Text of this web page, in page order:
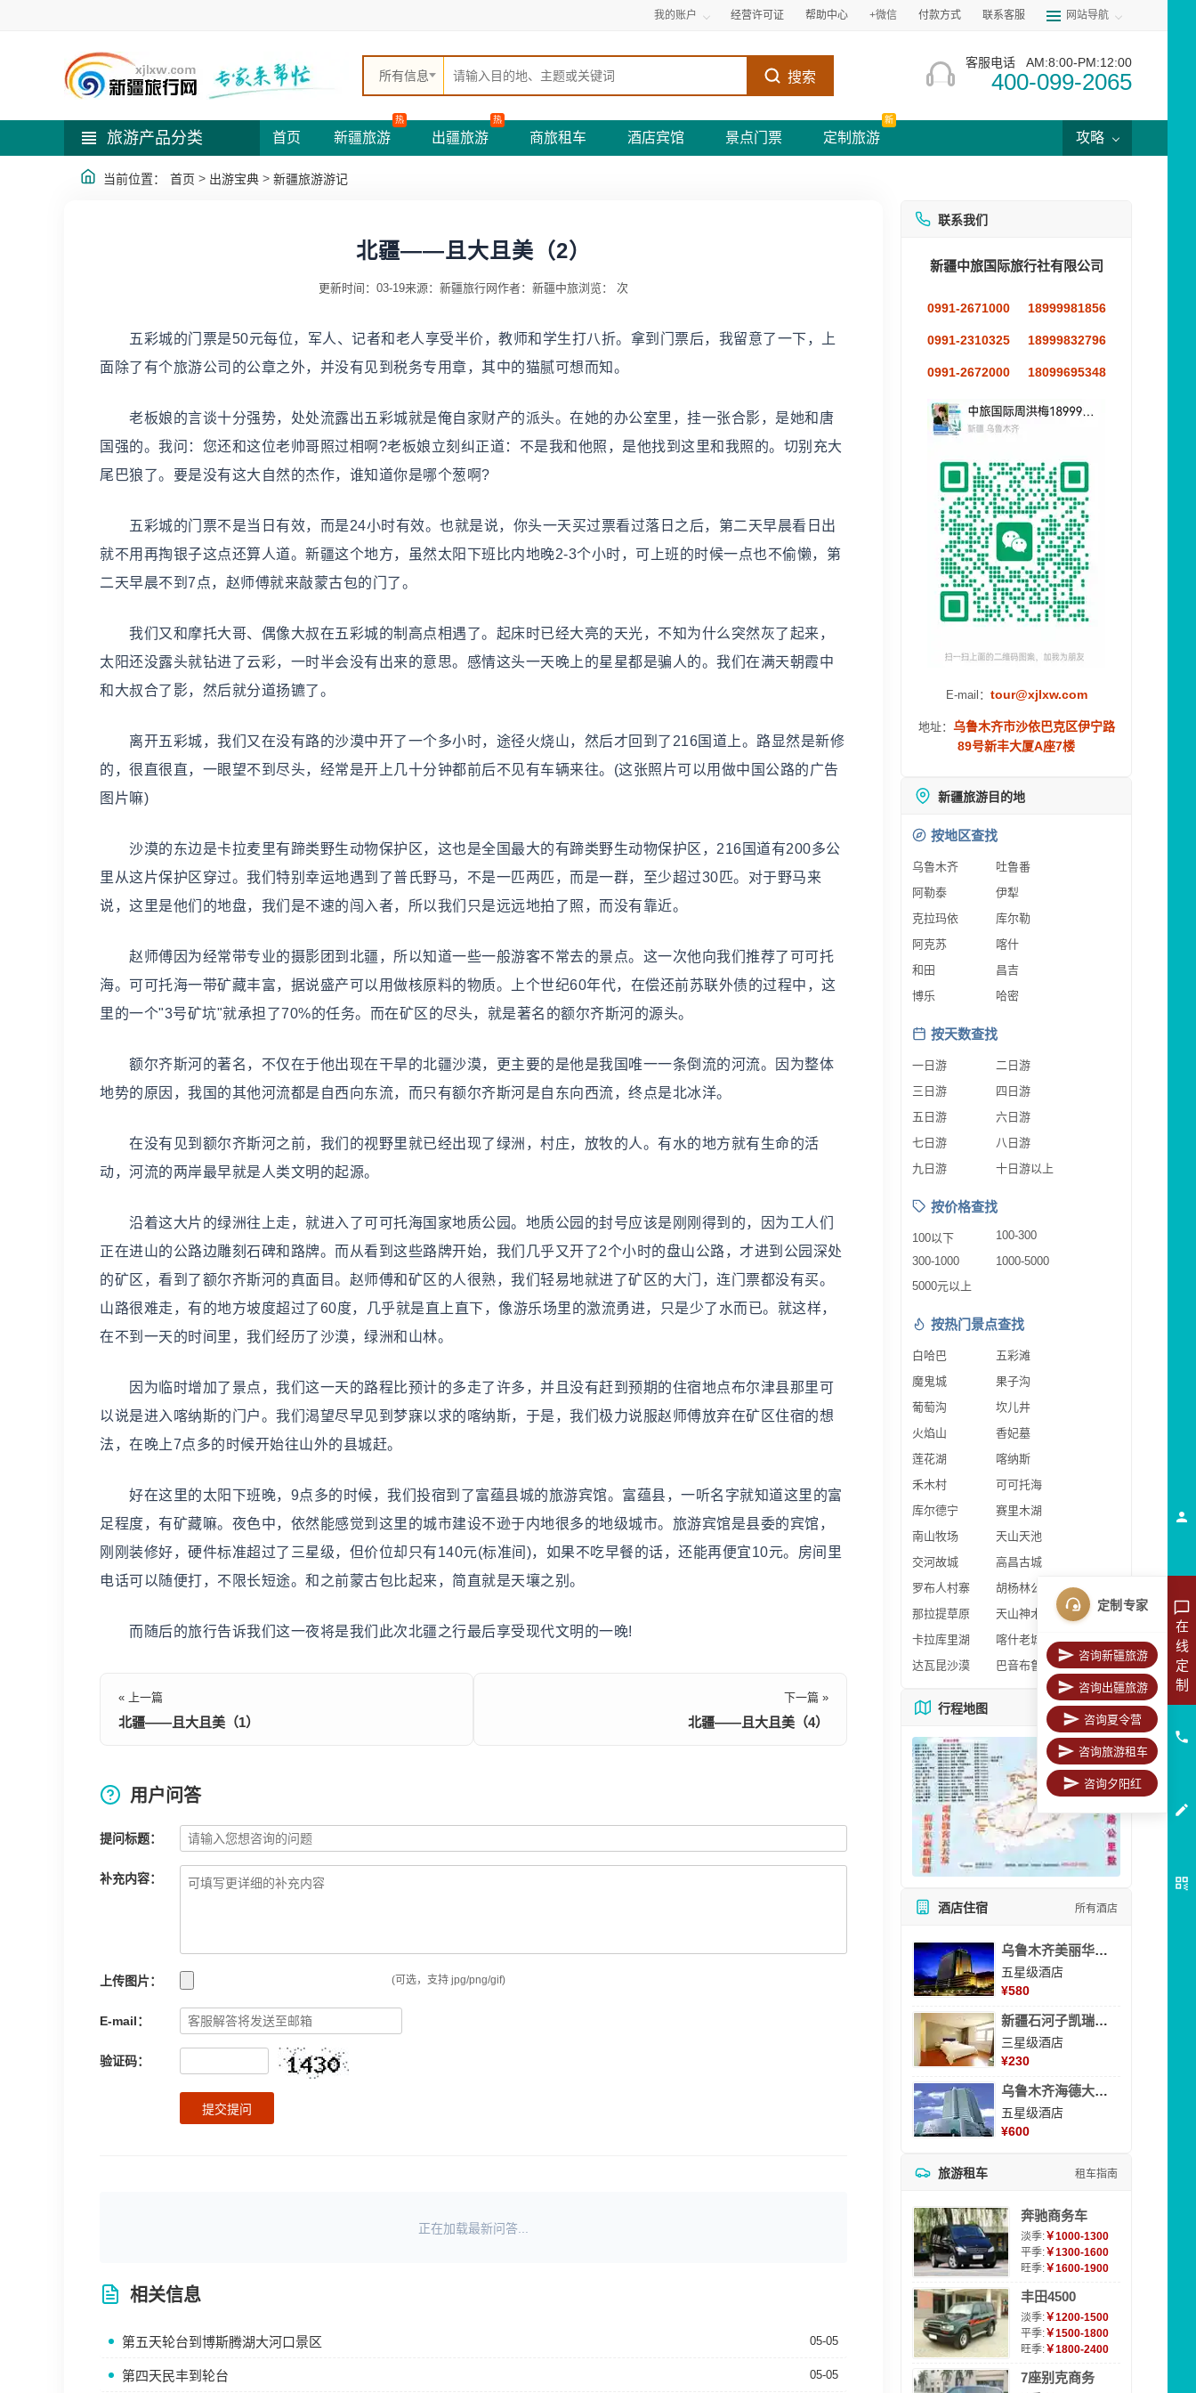
我的账户 经营许可证 帮助中心 +微信 付款方式 联系客服 网站导航
所有信息 搜索
客服电话 AM:8:00-PM:12:00
400-099-2065
旅游产品分类 首页 新疆旅游
热
出疆旅游
热
商旅租车 酒店宾馆 景点门票 定制旅游
新
攻略
当前位置： 首页 > 出游宝典 > 新疆旅游游记
北疆——且大且美（2）
更新时间：03-19来源：新疆旅行网作者：新疆中旅浏览： 次
五彩城的门票是50元每位，军人、记者和老人享受半价，教师和学生打八折。拿到门票后，我留意了一下，上
面除了有个旅游公司的公章之外，并没有见到税务专用章，其中的猫腻可想而知。
老板娘的言谈十分强势，处处流露出五彩城就是俺自家财产的派头。在她的办公室里，挂一张合影，是她和唐
国强的。我问：您还和这位老帅哥照过相啊?老板娘立刻纠正道：不是我和他照，是他找到这里和我照的。切别充大
尾巴狼了。要是没有这大自然的杰作，谁知道你是哪个葱啊?
五彩城的门票不是当日有效，而是24小时有效。也就是说，你头一天买过票看过落日之后，第二天早晨看日出
就不用再掏银子这点还算人道。新疆这个地方，虽然太阳下班比内地晚2-3个小时，可上班的时候一点也不偷懒，第
二天早晨不到7点，赵师傅就来敲蒙古包的门了。
我们又和摩托大哥、偶像大叔在五彩城的制高点相遇了。起床时已经大亮的天光，不知为什么突然灰了起来，
太阳还没露头就钻进了云彩，一时半会没有出来的意思。感情这头一天晚上的星星都是骗人的。我们在满天朝霞中
和大叔合了影，然后就分道扬镳了。
离开五彩城，我们又在没有路的沙漠中开了一个多小时，途径火烧山，然后才回到了216国道上。路显然是新修
的，很直很直，一眼望不到尽头，经常是开上几十分钟都前后不见有车辆来往。(这张照片可以用做中国公路的广告
图片嘛)
沙漠的东边是卡拉麦里有蹄类野生动物保护区，这也是全国最大的有蹄类野生动物保护区，216国道有200多公
里从这片保护区穿过。我们特别幸运地遇到了普氏野马，不是一匹两匹，而是一群，至少超过30匹。对于野马来
说，这里是他们的地盘，我们是不速的闯入者，所以我们只是远远地拍了照，而没有靠近。
赵师傅因为经常带专业的摄影团到北疆，所以知道一些一般游客不常去的景点。这一次他向我们推荐了可可托
海。可可托海一带矿藏丰富，据说盛产可以用做核原料的物质。上个世纪60年代，在偿还前苏联外债的过程中，这
里的一个"3号矿坑"就承担了70%的任务。而在矿区的尽头，就是著名的额尔齐斯河的源头。
额尔齐斯河的著名，不仅在于他出现在干旱的北疆沙漠，更主要的是他是我国唯一一条倒流的河流。因为整体
地势的原因，我国的其他河流都是自西向东流，而只有额尔齐斯河是自东向西流，终点是北冰洋。
在没有见到额尔齐斯河之前，我们的视野里就已经出现了绿洲，村庄，放牧的人。有水的地方就有生命的活
动，河流的两岸最早就是人类文明的起源。
沿着这大片的绿洲往上走，就进入了可可托海国家地质公园。地质公园的封号应该是刚刚得到的，因为工人们
正在进山的公路边雕刻石碑和路牌。而从看到这些路牌开始，我们几乎又开了2个小时的盘山公路，才进到公园深处
的矿区，看到了额尔齐斯河的真面目。赵师傅和矿区的人很熟，我们轻易地就进了矿区的大门，连门票都没有买。
山路很难走，有的地方坡度超过了60度，几乎就是直上直下，像游乐场里的激流勇进，只是少了水而已。就这样，
在不到一天的时间里，我们经历了沙漠，绿洲和山林。
因为临时增加了景点，我们这一天的路程比预计的多走了许多，并且没有赶到预期的住宿地点布尔津县那里可
以说是进入喀纳斯的门户。我们渴望尽早见到梦寐以求的喀纳斯，于是，我们极力说服赵师傅放弃在矿区住宿的想
法，在晚上7点多的时候开始往山外的县城赶。
好在这里的太阳下班晚，9点多的时候，我们投宿到了富蕴县城的旅游宾馆。富蕴县，一听名字就知道这里的富
足程度，有矿藏嘛。夜色中，依然能感觉到这里的城市建设不逊于内地很多的地级城市。旅游宾馆是县委的宾馆，
刚刚装修好，硬件标准超过了三星级，但价位却只有140元(标准间)，如果不吃早餐的话，还能再便宜10元。房间里
电话可以随便打，不限长短途。和之前蒙古包比起来，简直就是天壤之别。
而随后的旅行告诉我们这一夜将是我们此次北疆之行最后享受现代文明的一晚!
« 上一篇
北疆——且大且美（1）
下一篇 »
北疆——且大且美（4）
用户问答
提问标题：
补充内容：
上传图片： (可选，支持 jpg/png/gif)
E-mail：
验证码：
提交提问
正在加载最新问答...
相关信息
第五天轮台到博斯腾湖大河口景区 05-05
第四天民丰到轮台 05-05
联系我们
新疆中旅国际旅行社有限公司
0991-2671000 18999981856
0991-2310325 18999832796
0991-2672000 18099695348
E-mail： tour@xjlxw.com
地址： 乌鲁木齐市沙依巴克区伊宁路
89号新丰大厦A座7楼
新疆旅游目的地
按地区查找
乌鲁木齐
吐鲁番
阿勒泰
伊犁
克拉玛依
库尔勒
阿克苏
喀什
和田
昌吉
博乐
哈密
按天数查找
一日游
二日游
三日游
四日游
五日游
六日游
七日游
八日游
九日游
十日游以上
按价格查找
100以下
100-300
300-1000
1000-5000
5000元以上
按热门景点查找
白哈巴
五彩滩
魔鬼城
果子沟
葡萄沟
坎儿井
火焰山
香妃墓
莲花湖
喀纳斯
禾木村
可可托海
库尔德宁
赛里木湖
南山牧场
天山天池
交河故城
高昌古城
罗布人村寨
胡杨林公园
那拉提草原
天山神木园
卡拉库里湖
喀什老城区
达瓦昆沙漠
巴音布鲁克
行程地图 更多地图
酒店住宿 所有酒店
乌鲁木齐美丽华大酒
五星级酒店
¥580
新疆石河子凯瑞酒店
三星级酒店
¥230
乌鲁木齐海德大酒店
五星级酒店
¥600
旅游租车 租车指南
奔驰商务车
淡季:￥1000-1300
平季:￥1300-1600
旺季:￥1600-1900
丰田4500
淡季:￥1200-1500
平季:￥1500-1800
旺季:￥1800-2400
7座别克商务
在
线
定
制
定制专家
咨询新疆旅游
咨询出疆旅游
咨询夏令营
咨询旅游租车
咨询夕阳红